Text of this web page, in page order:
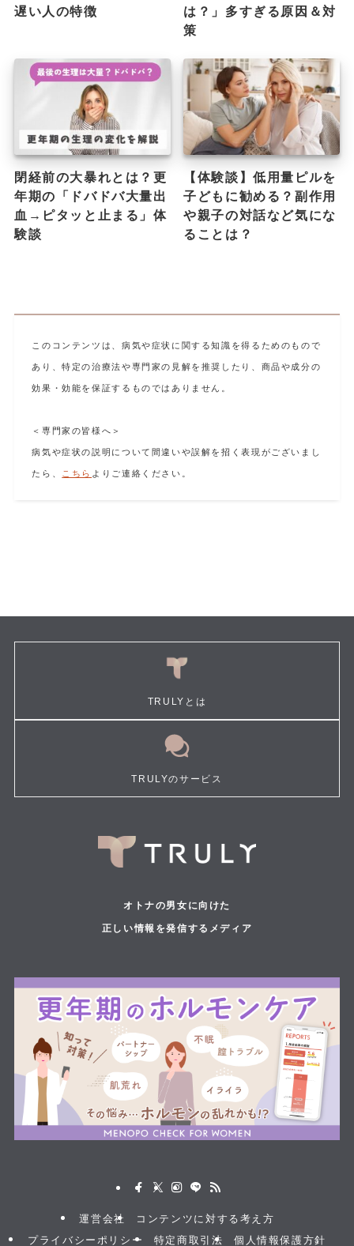
遅い人の特徴
は？」多すぎる原因＆対
策
閉経前の大暴れとは？更
年期の「ドバドバ大量出
血→ピタッと止まる」体
験談
【体験談】低用量ピルを
子どもに勧める？副作用
や親子の対話など気にな
ることは？
このコンテンツは、病気や症状に関する知識を得るためのもので
あり、特定の治療法や専門家の見解を推奨したり、商品や成分の
効果・効能を保証するものではありません。
＜専門家の皆様へ＞
病気や症状の説明について間違いや誤解を招く表現がございまし
たら、 こちら よりご連絡ください。
TRULYとは
TRULYのサービス
オトナの男女に向けた
正しい情報を発信するメディア
運営会社
コンテンツに対する考え方
プライバシーポリシー
特定商取引法 個人情報保護方針